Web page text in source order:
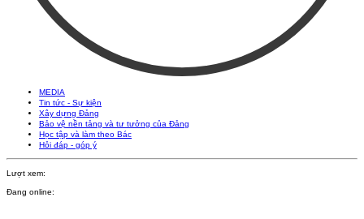
MEDIA
Tin tức - Sự kiện
Xây dựng Đảng
Bảo vệ nền tảng và tư tưởng của Đảng
Học tập và làm theo Bác
Hỏi đáp - góp ý
Lượt xem:
Đang online: